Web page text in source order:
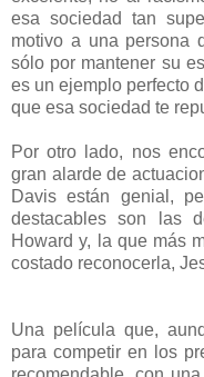
esa sociedad tan
motivo a una persona
sólo por mantener su
es un ejemplo perfecto
que esa sociedad te
Por otro lado, nos
gran alarde de
Davis están genial,
destacables son las
Howard y, la que más
costado reconocerla,
Una película que,
para competir en los